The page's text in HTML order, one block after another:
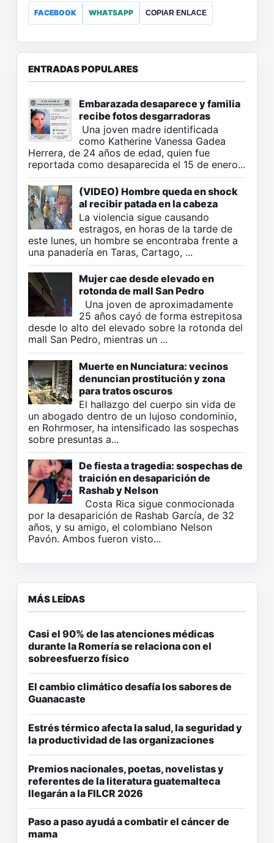
FACEBOOK WHATSAPP COPIAR ENLACE
ENTRADAS POPULARES
Embarazada desaparece y familia
recibe fotos desgarradoras
Una joven madre identificada
como Katherine Vanessa Gadea
Herrera, de 24 años de edad, quien fue
reportada como desaparecida el 15 de enero...
(VIDEO) Hombre queda en shock
al recibir patada en la cabeza
La violencia sigue causando
estragos, en horas de la tarde de
este lunes, un hombre se encontraba frente a
una panadería en Taras, Cartago, ...
Mujer cae desde elevado en
rotonda de mall San Pedro
Una joven de aproximadamente
25 años cayó de forma estrepitosa
desde lo alto del elevado sobre la rotonda del
mall San Pedro, mientras un ...
Muerte en Nunciatura: vecinos
denuncian prostitución y zona
para tratos oscuros
El hallazgo del cuerpo sin vida de
un abogado dentro de un lujoso condominio,
en Rohrmoser, ha intensificado las sospechas
sobre presuntas a...
De fiesta a tragedia: sospechas de
traición en desaparición de
Rashab y Nelson
Costa Rica sigue conmocionada
por la desaparición de Rashab García, de 32
años, y su amigo, el colombiano Nelson
Pavón. Ambos fueron visto...
MÁS LEÍDAS
Casi el 90% de las atenciones médicas
durante la Romería se relaciona con el
sobreesfuerzo físico
El cambio climático desafía los sabores de
Guanacaste
Estrés térmico afecta la salud, la seguridad y
la productividad de las organizaciones
Premios nacionales, poetas, novelistas y
referentes de la literatura guatemalteca
llegarán a la FILCR 2026
Paso a paso ayudá a combatir el cáncer de
mama